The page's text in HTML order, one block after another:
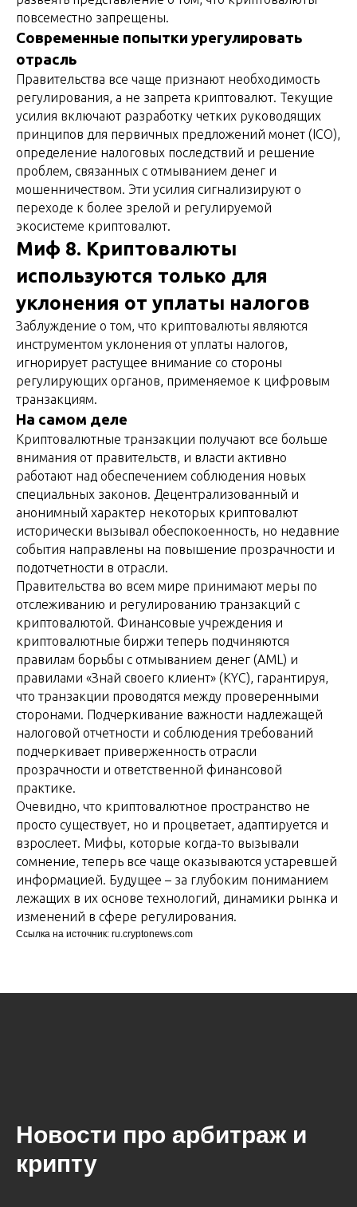
повсеместно запрещены.
Современные попытки урегулировать
отрасль
Правительства все чаще признают необходимость
регулирования, а не запрета криптовалют. Текущие
усилия включают разработку четких руководящих
принципов для первичных предложений монет (ICO),
определение налоговых последствий и решение
проблем, связанных с отмыванием денег и
мошенничеством. Эти усилия сигнализируют о
переходе к более зрелой и регулируемой
экосистеме криптовалют.
Миф 8. Криптовалюты
используются только для
уклонения от уплаты налогов
Заблуждение о том, что криптовалюты являются
инструментом уклонения от уплаты налогов,
игнорирует растущее внимание со стороны
регулирующих органов, применяемое к цифровым
транзакциям.
На самом деле
Криптовалютные транзакции получают все больше
внимания от правительств, и власти активно
работают над обеспечением соблюдения новых
специальных законов. Децентрализованный и
анонимный характер некоторых криптовалют
исторически вызывал обеспокоенность, но недавние
события направлены на повышение прозрачности и
подотчетности в отрасли.
Правительства во всем мире принимают меры по
отслеживанию и регулированию транзакций с
криптовалютой. Финансовые учреждения и
криптовалютные биржи теперь подчиняются
правилам борьбы с отмыванием денег (AML) и
правилами «Знай своего клиент» (KYC), гарантируя,
что транзакции проводятся между проверенными
сторонами. Подчеркивание важности надлежащей
налоговой отчетности и соблюдения требований
подчеркивает приверженность отрасли
прозрачности и ответственной финансовой
практике.
Очевидно, что криптовалютное пространство не
просто существует, но и процветает, адаптируется и
взрослеет. Мифы, которые когда-то вызывали
сомнение, теперь все чаще оказываются устаревшей
информацией. Будущее – за глубоким пониманием
лежащих в их основе технологий, динамики рынка и
изменений в сфере регулирования.
Ссылка на источник: ru.cryptonews.com
Новости про арбитраж и
крипту